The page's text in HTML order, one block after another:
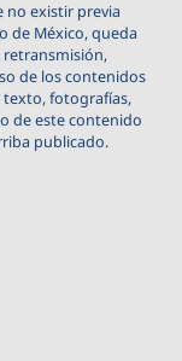
no existir previa
de México, queda
de los contenidos
fotografías,
de este contenido
publicado.